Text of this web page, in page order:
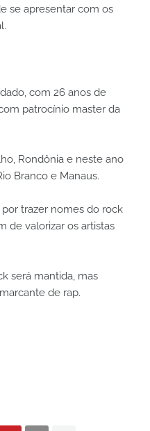
se apresentar com os
com 26 anos de
patrocínio master da
Rondônia e neste ano
Branco e Manaus.
trazer nomes do rock
de valorizar os artistas
será mantida, mas
de rap.